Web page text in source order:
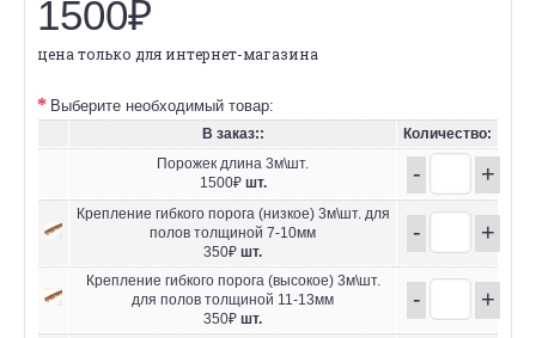
1500₽
цена только для интернет-магазина
Выберите необходимый товар:
В заказ::
Количество:
Порожек длина 3м\шт.
1500₽ шт. - +
Крепление гибкого порога (низкое) 3м\шт. для
полов толщиной 7-10мм
350₽ шт.
- +
Крепление гибкого порога (высокое) 3м\шт.
для полов толщиной 11-13мм
350₽ шт.
- +